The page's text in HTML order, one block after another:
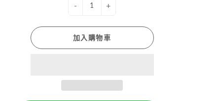
- +
加入購物車